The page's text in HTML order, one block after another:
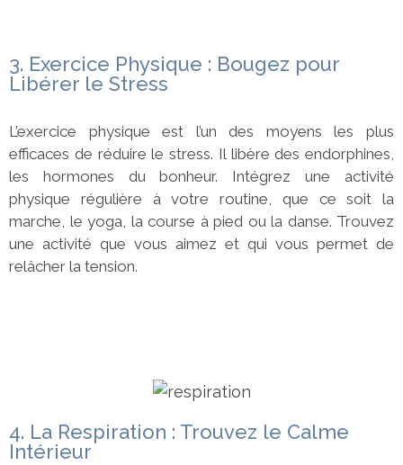
3. Exercice Physique : Bougez pour
Libérer le Stress
L’exercice physique est l’un des moyens les plus
efficaces de réduire le stress. Il libère des endorphines,
les hormones du bonheur. Intégrez une activité
physique régulière à votre routine, que ce soit la
marche, le yoga, la course à pied ou la danse. Trouvez
une activité que vous aimez et qui vous permet de
relâcher la tension.
4. La Respiration : Trouvez le Calme
Intérieur